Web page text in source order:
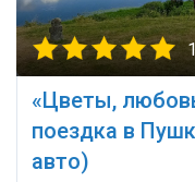
«Цветы,
поездка в
авто)